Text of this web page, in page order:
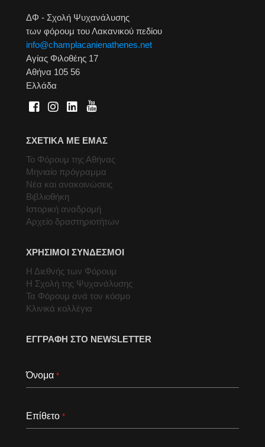
ΔΦ - Σχολή Ψυχανάλυσης
των φόρουμ του Λακανικού πεδίου
info@champlacanienathenes.net
Αγίας Φιλοθέης 17
Αθήνα 105 56
Ελλάδα
ΣΧΕΤΙΚΑ ΜΕ ΕΜΑΣ
Το Φόρουμ της Αθήνας
Μηνιαίο πρόγραμμα
Νέα και ανακοινώσεις
Βιβλιοθήκη
Ιστορική αναδρομή
Αρχείο δραστηριοτήτων
ΧΡΗΣΙΜΟΙ ΣΥΝΔΕΣΜΟΙ
Η Διεθνής των Φόρουμ
Η Σχολή της Ψυχανάλυσης
Τα Φόρουμ ανά τον κόσμο
Κλινικά κολλέγια
ΕΓΓΡΑΦΗ ΣΤΟ NEWSLETTER
Όνομα *
Επίθετο *